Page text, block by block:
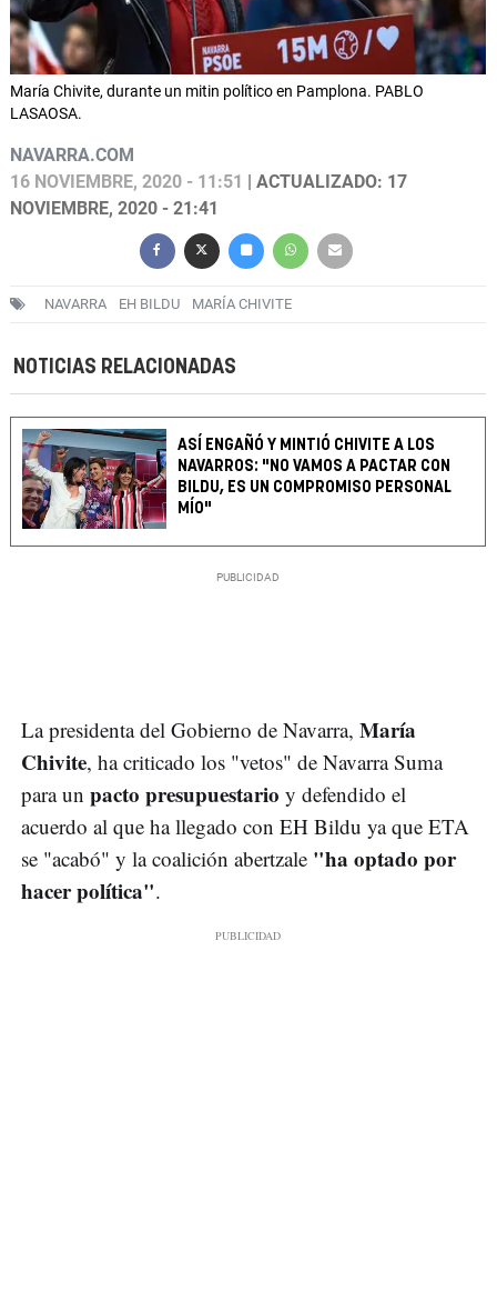
María Chivite, durante un mitin político en Pamplona. PABLO
LASAOSA.
NAVARRA.COM
16 NOVIEMBRE, 2020 - 11:51
| ACTUALIZADO: 17
NOVIEMBRE, 2020 - 21:41
NAVARRA EH BILDU MARÍA CHIVITE
NOTICIAS RELACIONADAS
ASÍ ENGAÑÓ Y MINTIÓ CHIVITE A LOS
NAVARROS: "NO VAMOS A PACTAR CON
BILDU, ES UN COMPROMISO PERSONAL
MÍO"
La presidenta del Gobierno de Navarra, María
Chivite, ha criticado los "vetos" de Navarra Suma
para un pacto presupuestario y defendido el
acuerdo al que ha llegado con EH Bildu ya que ETA
se "acabó" y la coalición abertzale "ha optado por
hacer política".